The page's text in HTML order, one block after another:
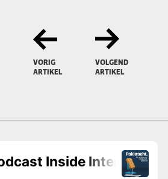
VORIG
ARTIKEL
VOLGEND
ARTIKEL